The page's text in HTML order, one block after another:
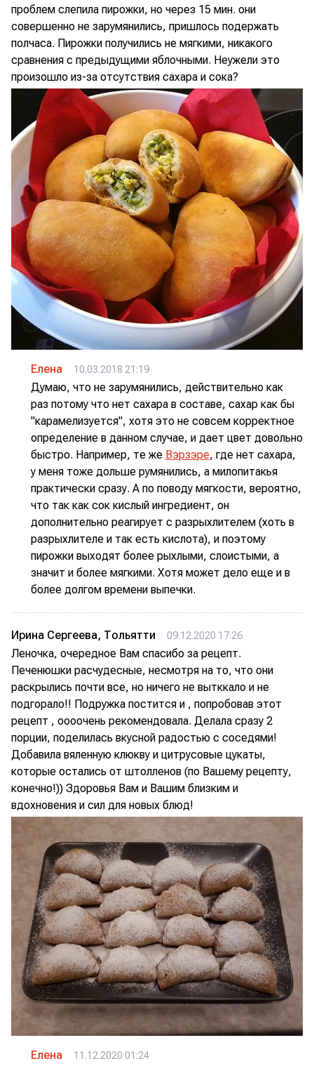
проблем слепила пирожки, но через 15 мин. они
совершенно не зарумянились, пришлось подержать
полчаса. Пирожки получились не мягкими, никакого
сравнения с предыдущими яблочными. Неужели это
произошло из-за отсутствия сахара и сока?
Елена 10.03.2018 21:19
Думаю, что не зарумянились, действительно как
раз потому что нет сахара в составе, сахар как бы
"карамелизуется", хотя это не совсем корректное
определение в данном случае, и дает цвет довольно
быстро. Например, те же Вэрзэре, где нет сахара,
у меня тоже дольше румянились, а милопитакья
практически сразу. А по поводу мягкости, вероятно,
что так как сок кислый ингредиент, он
дополнительно реагирует с разрыхлителем (хоть в
разрыхлителе и так есть кислота), и поэтому
пирожки выходят более рыхлыми, слоистыми, а
значит и более мягкими. Хотя может дело еще и в
более долгом времени выпечки.
Ирина Сергеева, Тольятти 09.12.2020 17:26
Леночка, очередное Вам спасибо за рецепт.
Печенюшки расчудесные, несмотря на то, что они
раскрылись почти все, но ничего не вытккало и не
подгорало!! Подружка постится и , попробовав этот
рецепт , оооочень рекомендовала. Делала сразу 2
порции, поделилась вкусной радостью с соседями!
Добавила вяленную клюкву и цитрусовые цукаты,
которые остались от штолленов (по Вашему рецепту,
конечно!)) Здоровья Вам и Вашим близким и
вдохновения и сил для новых блюд!
Елена 11.12.2020 01:24